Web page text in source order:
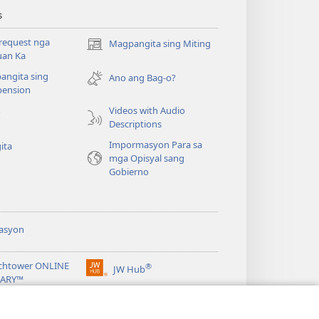
nga
Ka
Magpangita sing Miting
(opens
window)
sing
Ano ang Bag-o?
Videos with Audio
Descriptions
Impormasyon Para sa
mga Opisyal sang
Gobierno
ONLINE
JW Hub®
(opens
new